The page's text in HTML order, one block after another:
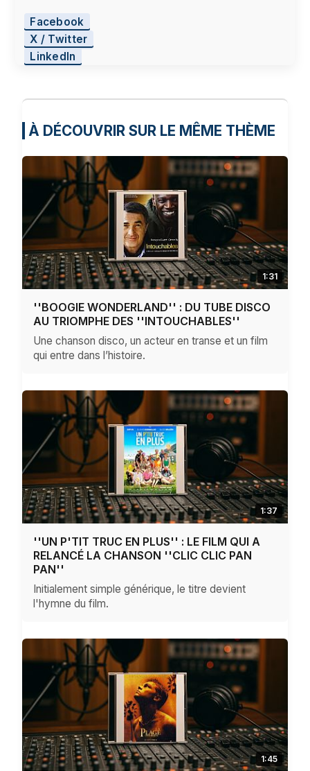
respecter votre choix, nous avons bloqué la
lecture de cette vidéo. Si vous souhaitez
continuer et lire la vidéo, vous devez nous
J'accepte - Lancer la vidéo
Facebook
X / Twitter
LinkedIn
À DÉCOUVRIR SUR LE MÊME THÈME
1:31
''BOOGIE WONDERLAND'' : DU TUBE DISCO
AU TRIOMPHE DES ''INTOUCHABLES''
Une chanson disco, un acteur en transe et un film
qui entre dans l’histoire.
1:37
''UN P'TIT TRUC EN PLUS'' : LE FILM QUI A
RELANCÉ LA CHANSON ''CLIC CLIC PAN
PAN''
Initialement simple générique, le titre devient
l'hymne du film.
1:45